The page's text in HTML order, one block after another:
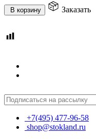
В корзину Заказать
+7(495) 477-96-58
shop@stokland.ru